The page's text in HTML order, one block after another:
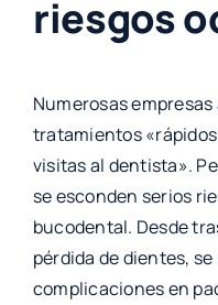
riesgos
Numerosas
tratamientos
visitas al dentista».
se esconden serios
bucodental. Desde
pérdida de dientes,
complicaciones en